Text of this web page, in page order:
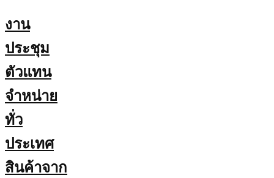
งาน
ประชุม
ตัวแทน
จำหน่าย
ทั่ว
ประเทศ
สินค้าจาก